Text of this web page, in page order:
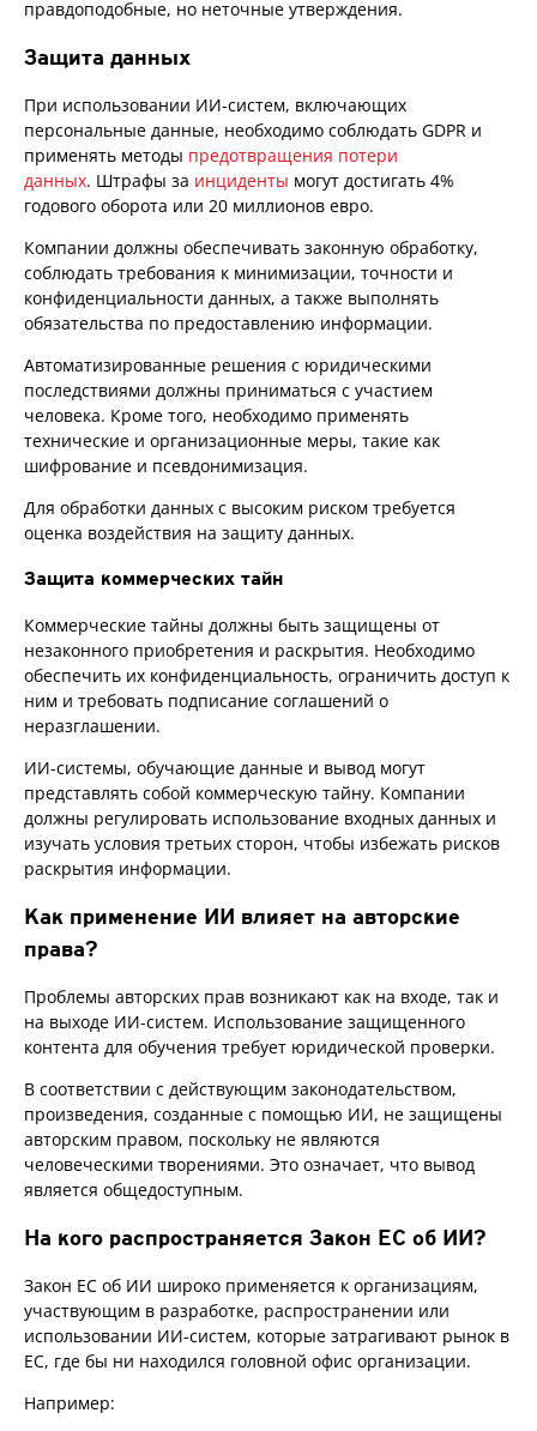
правдоподобные, но неточные утверждения.
Защита данных
При использовании ИИ-систем, включающих
персональные данные, необходимо соблюдать GDPR и
применять методы предотвращения потери
данных. Штрафы за инциденты могут достигать 4%
годового оборота или 20 миллионов евро.
Компании должны обеспечивать законную обработку,
соблюдать требования к минимизации, точности и
конфиденциальности данных, а также выполнять
обязательства по предоставлению информации.
Автоматизированные решения с юридическими
последствиями должны приниматься с участием
человека. Кроме того, необходимо применять
технические и организационные меры, такие как
шифрование и псевдонимизация.
Для обработки данных с высоким риском требуется
оценка воздействия на защиту данных.
Защита коммерческих тайн
Коммерческие тайны должны быть защищены от
незаконного приобретения и раскрытия. Необходимо
обеспечить их конфиденциальность, ограничить доступ к
ним и требовать подписание соглашений о
неразглашении.
ИИ-системы, обучающие данные и вывод могут
представлять собой коммерческую тайну. Компании
должны регулировать использование входных данных и
изучать условия третьих сторон, чтобы избежать рисков
раскрытия информации.
Как применение ИИ влияет на авторские
права?
Проблемы авторских прав возникают как на входе, так и
на выходе ИИ-систем. Использование защищенного
контента для обучения требует юридической проверки.
В соответствии с действующим законодательством,
произведения, созданные с помощью ИИ, не защищены
авторским правом, поскольку не являются
человеческими творениями. Это означает, что вывод
является общедоступным.
На кого распространяется Закон ЕС об ИИ?
Закон ЕС об ИИ широко применяется к организациям,
участвующим в разработке, распространении или
использовании ИИ-систем, которые затрагивают рынок в
ЕС, где бы ни находился головной офис организации.
Например: